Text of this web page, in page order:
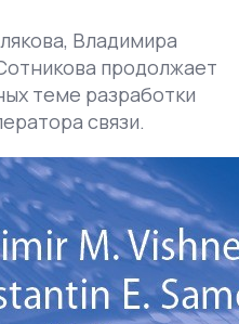
Владимира
продолжает
теме разработки
связи.